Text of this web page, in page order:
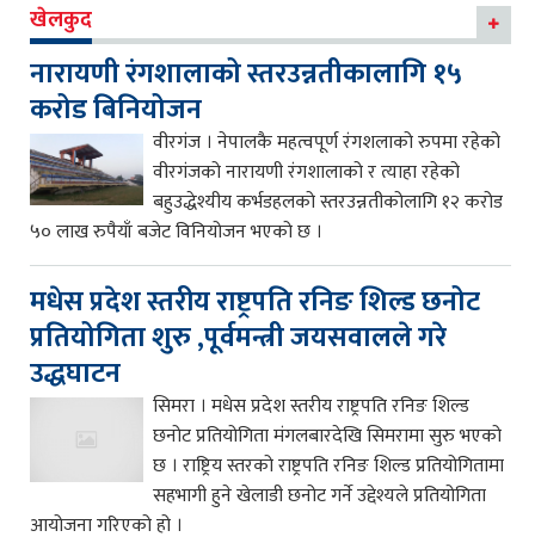
खेलकुद
नारायणी रंगशालाको स्तरउन्नतीकालागि १५
करोड बिनियोजन
वीरगंज । नेपालकै महत्वपूर्ण रंगशलाको रुपमा रहेको
वीरगंजको नारायणी रंगशालाको र त्याहा रहेको
बहुउद्धेश्यीय कर्भडहलको स्तरउन्नतीकोलागि १२ करोड
५० लाख रुपैयाँ बजेट विनियोजन भएको छ ।
मधेस प्रदेश स्तरीय राष्ट्रपति रनिङ शिल्ड छनोट
प्रतियोगिता शुरु ,पूर्वमन्त्री जयसवालले गरे
उद्धघाटन
सिमरा । मधेस प्रदेश स्तरीय राष्ट्रपति रनिङ शिल्ड
छनोट प्रतियोगिता मंगलबारदेखि सिमरामा सुरु भएको
छ । राष्ट्रिय स्तरको राष्ट्रपति रनिङ शिल्ड प्रतियोगितामा
सहभागी हुने खेलाडी छनोट गर्ने उद्देश्यले प्रतियोगिता
आयोजना गरिएको हो ।